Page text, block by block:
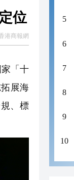
新定位
港商報網
「十
展海
、標